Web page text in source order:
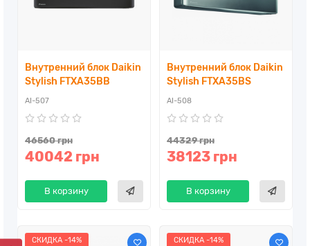
Внутренний блок Daikin
Stylish FTXA35BB
AI-507
46560 грн
40042 грн
В корзину
Внутренний блок Daikin
Stylish FTXA35BS
AI-508
44329 грн
38123 грн
В корзину
СКИДКА -14% СКИДКА -14%